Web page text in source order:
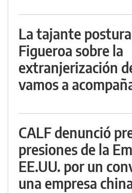
La tajante
Figueroa sobre la
extranjerización
vamos a
CALF denunció
presiones de la
EE.UU. por un
una empresa